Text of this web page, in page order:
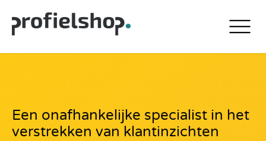
menu
Een onafhankelijke specialist in het
verstrekken van klantinzichten